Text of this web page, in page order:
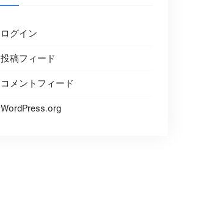
ログイン
投稿フィード
コメントフィード
WordPress.org